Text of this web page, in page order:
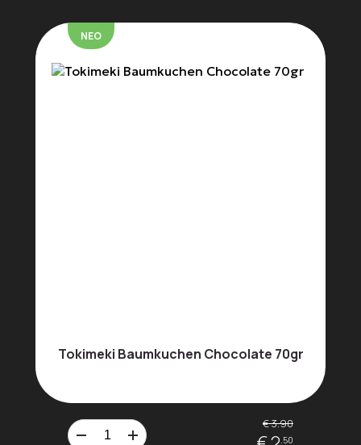
ΝΕΟ
Tokimeki Baumkuchen Chocolate 70gr
€ 3.90
.50